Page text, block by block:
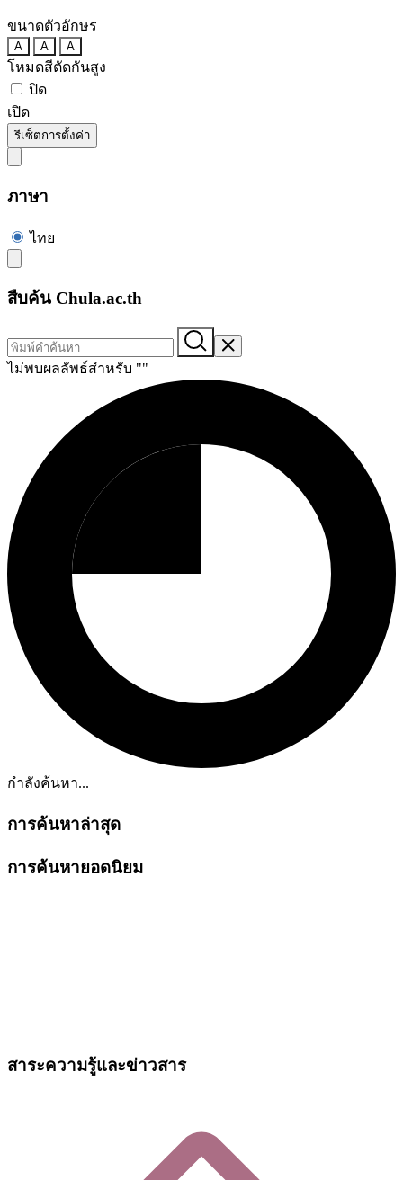
ขนาดตัวอักษร
A A A
โหมดสีตัดกันสูง
ปิด
เปิด
รีเซ็ตการตั้งค่า
ภาษา
ไทย
สืบค้น Chula.ac.th
ไม่พบผลลัพธ์สำหรับ ""
กำลังค้นหา...
การค้นหาล่าสุด
การค้นหายอดนิยม
สาระความรู้และข่าวสาร